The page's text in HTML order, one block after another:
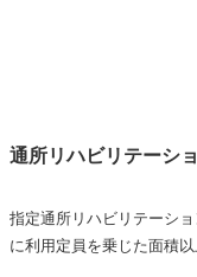
通所リハビリテーシ
指定通所リハビリテーシ
に利用定員を乗じた面積